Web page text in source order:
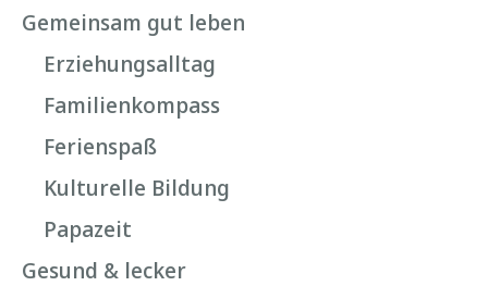
Gemeinsam gut leben
Erziehungsalltag
Familienkompass
Ferienspaß
Kulturelle Bildung
Papazeit
Gesund & lecker